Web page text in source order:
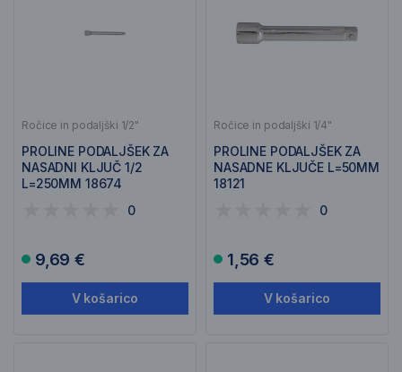
Ročice in podaljški 1/2"
PROLINE PODALJŠEK ZA
NASADNI KLJUČ 1/2
L=250MM 18674
0
9,69 €
V košarico
Ročice in podaljški 1/4"
PROLINE PODALJŠEK ZA
NASADNE KLJUČE L=50MM
18121
0
1,56 €
V košarico